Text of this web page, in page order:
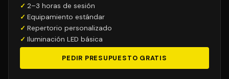
2–3 horas de sesión
Equipamiento estándar
Repertorio personalizado
Iluminación LED básica
PEDIR PRESUPUESTO GRATIS